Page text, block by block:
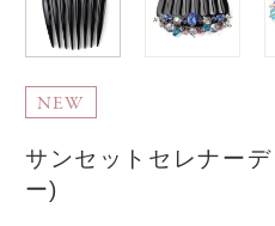
NEW
サンセットセレナー
ー)